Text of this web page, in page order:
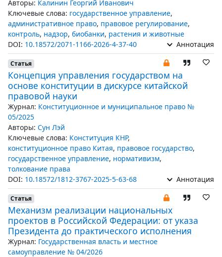
Авторы: Калинин Георгий Иванович
Ключевые слова: государственное управление,
административное право, правовое регулирование,
контроль, надзор, биобанки, растения и животные
DOI: 10.18572/2071-1166-2026-4-37-40 Аннотация
Статья
Концепция управления государством на
основе конституции в дискурсе китайской
правовой науки
Журнал: Конституционное и муниципальное право №
05/2025
Авторы: Сун Лэй
Ключевые слова: Конституция КНР,
конституционное право Китая, правовое государство,
государственное управление, нормативизм,
толкование права
DOI: 10.18572/1812-3767-2025-5-63-68 Аннотация
Статья
Механизм реализации национальных
проектов в Российской Федерации: от указа
Президента до практического исполнения
Журнал: Государственная власть и местное
самоуправление № 04/2026